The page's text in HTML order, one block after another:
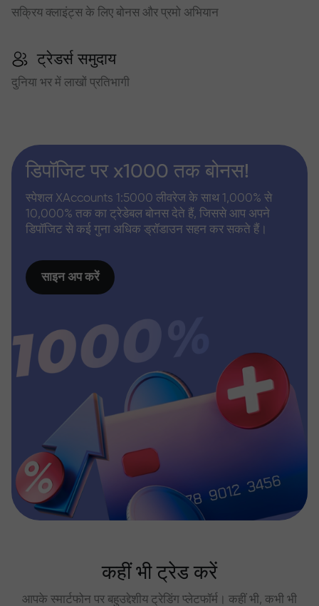
सक्रिय क्लाइंट्स के लिए बोनस और प्रमो अभियान
ट्रेडर्स समुदाय
दुनिया भर में लाखों प्रतिभागी
डिपॉजिट पर x1000 तक बोनस!
स्पेशल XAccounts 1:5000 लीवरेज के साथ 1,000% से
10,000% तक का ट्रेडेबल बोनस देते हैं, जिससे आप अपने
डिपॉजिट से कई गुना अधिक ड्रॉडाउन सहन कर सकते हैं।
साइन अप करें
कहीं भी ट्रेड करें
आपके स्मार्टफोन पर बहुउद्देशीय ट्रेडिंग प्लेटफॉर्म। कहीं भी, कभी भी